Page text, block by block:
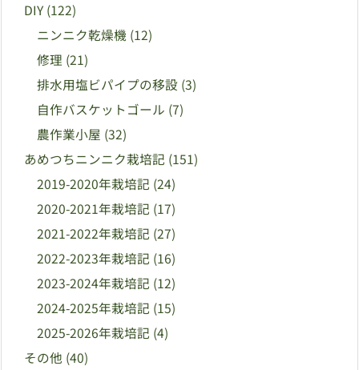
DIY (122)
ニンニク乾燥機 (12)
修理 (21)
排水用塩ビパイプの移設 (3)
自作バスケットゴール (7)
農作業小屋 (32)
あめつちニンニク栽培記 (151)
2019-2020年栽培記 (24)
2020-2021年栽培記 (17)
2021-2022年栽培記 (27)
2022-2023年栽培記 (16)
2023-2024年栽培記 (12)
2024-2025年栽培記 (15)
2025-2026年栽培記 (4)
その他 (40)